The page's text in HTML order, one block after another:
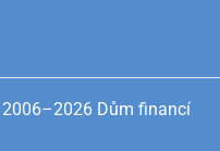
2006–2026 Dům financí